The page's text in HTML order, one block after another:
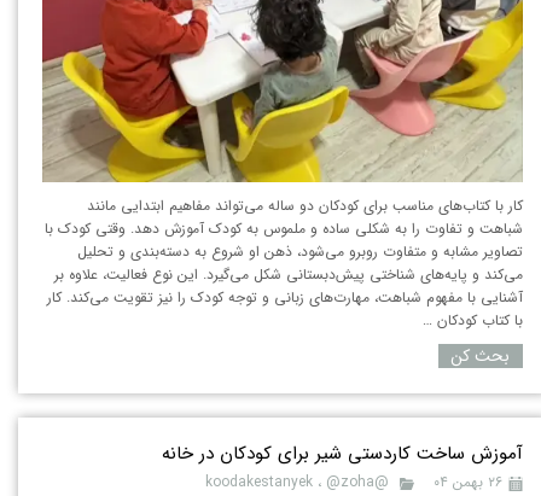
کار با کتاب‌های مناسب برای کودکان دو ساله می‌تواند مفاهیم ابتدایی مانند
شباهت و تفاوت را به شکلی ساده و ملموس به کودک آموزش دهد. وقتی کودک با
تصاویر مشابه و متفاوت روبرو می‌شود، ذهن او شروع به دسته‌بندی و تحلیل
می‌کند و پایه‌های شناختی پیش‌دبستانی شکل می‌گیرد. این نوع فعالیت، علاوه بر
آشنایی با مفهوم شباهت، مهارت‌های زبانی و توجه کودک را نیز تقویت می‌کند. کار
با کتاب کودکان …
بحث کن
آموزش ساخت کاردستی شیر برای کودکان در خانه
۲۶ بهمن ۰۴ @koodakestanyek ، @zoha